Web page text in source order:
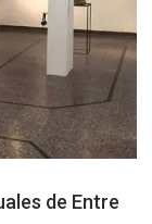
de Entre